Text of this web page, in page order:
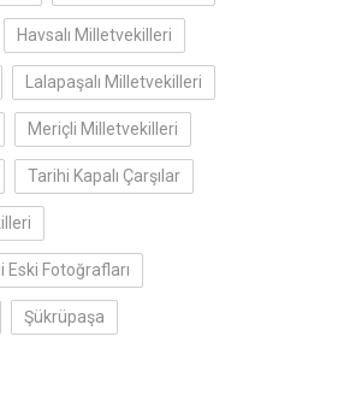
Havsalı Milletvekilleri
Lalapaşalı Milletvekilleri
Meriçli Milletvekilleri
Tarihi Kapalı Çarşılar
Eski Fotoğrafları
Şükrüpaşa